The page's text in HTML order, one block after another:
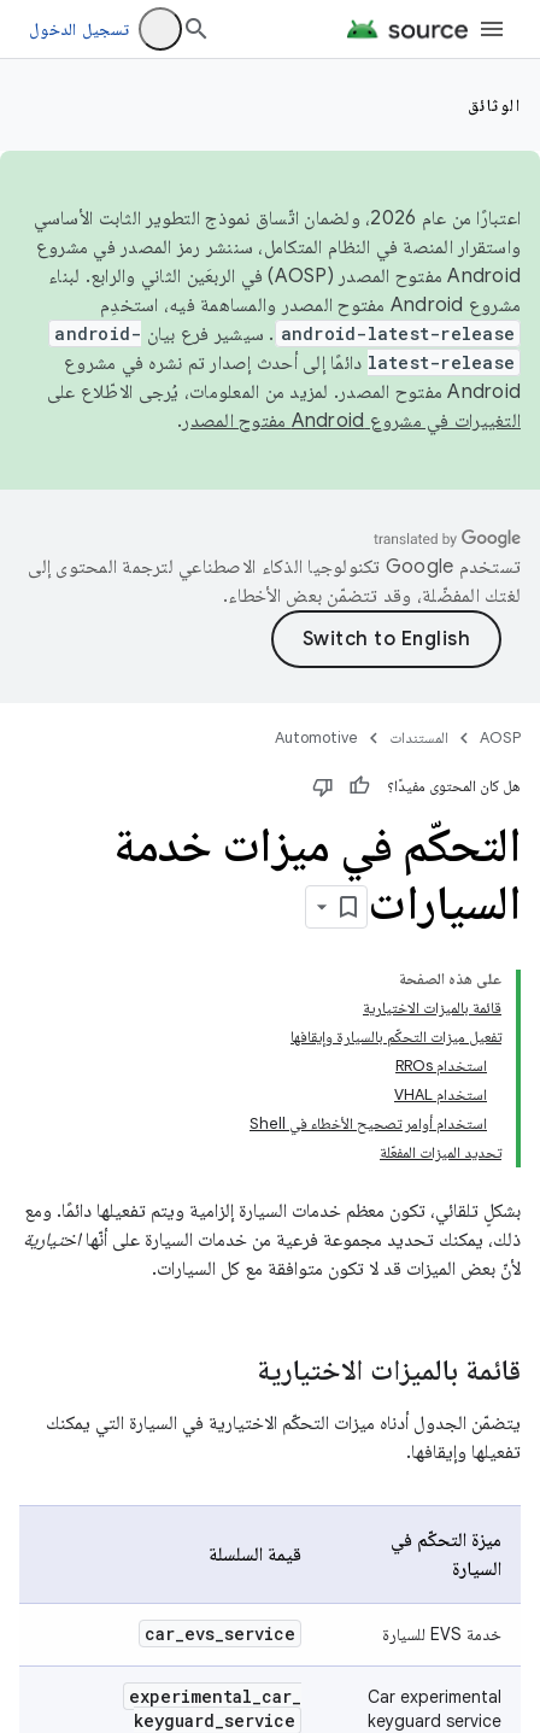
تسجيل الدخول
الوثائق
اعتبارًا من عام 2026، ولضمان اتّساق نموذج التطوير الثابت الأساسي
واستقرار المنصة في النظام المتكامل، سننشر رمز المصدر في مشروع
Android مفتوح المصدر (AOSP) في الربعَين الثاني والرابع. لبناء
مشروع Android مفتوح المصدر والمساهمة فيه، استخدِم
android-latest-release . سيشير فرع بيان android-
latest-release دائمًا إلى أحدث إصدار تم نشره في مشروع
Android مفتوح المصدر. لمزيد من المعلومات، يُرجى الاطّلاع على
التغييرات في مشروع Android مفتوح المصدر
.
تستخدم Google تكنولوجيا الذكاء الاصطناعي لترجمة المحتوى إلى
لغتك المفضّلة، وقد تتضمّن بعض الأخطاء.
AOSP المستندات Automotive
هل كان المحتوى مفيدًا؟
التحكّم في ميزات خدمة
السيارات
على هذه الصفحة
قائمة بالميزات الاختيارية
تفعيل ميزات التحكّم بالسيارة وإيقافها
استخدام RROs
استخدام VHAL
استخدام أوامر تصحيح الأخطاء في Shell
تحديد الميزات المفعّلة
بشكلٍ تلقائي، تكون معظم خدمات السيارة إلزامية ويتم تفعيلها دائمًا. ومع
ذلك، يمكنك تحديد مجموعة فرعية من خدمات السيارة على أنّهااختيارية
لأنّ بعض الميزات قد لا تكون متوافقة مع كل السيارات.
قائمة بالميزات الاختيارية
يتضمّن الجدول أدناه ميزات التحكّم الاختيارية في السيارة التي يمكنك
تفعيلها وإيقافها.
ميزة التحكّم في
السيارة
قيمة السلسلة
خدمة EVS للسيارة car_evs_service
Car experimental
keyguard service
experimental_car_
keyguard_service